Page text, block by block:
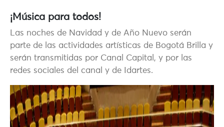
¡Música para todos!
Las noches de Navidad y de Año Nuevo serán
parte de las actividades artísticas de Bogotá Brilla y
serán transmitidas por Canal Capital, y por las
redes sociales del canal y de Idartes.